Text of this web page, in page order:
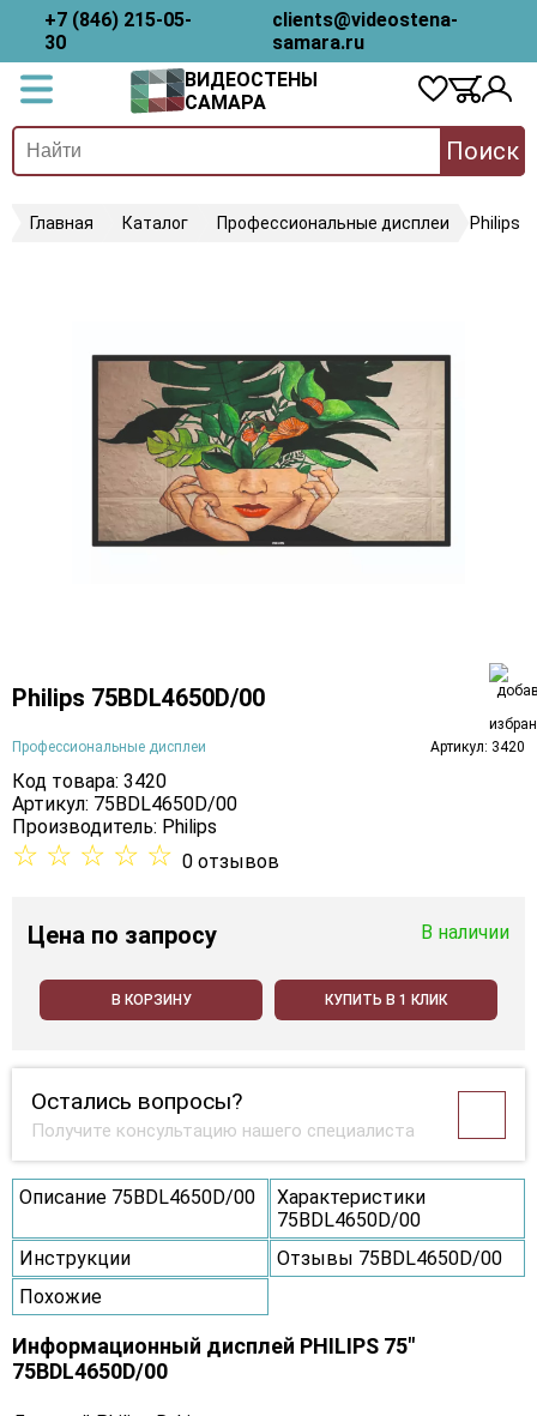
+7 (846) 215-05-
30
clients@videostena-
samara.ru
ВИДЕОСТЕНЫ
САМАРА
Поиск
Главная Каталог Профессиональные дисплеи Philips
Philips 75BDL4650D/00
Профессиональные дисплеи Артикул: 3420
Код товара: 3420
Артикул: 75BDL4650D/00
Производитель: Philips
☆ ☆ ☆ ☆ ☆ 0 отзывов
Цена по запросу В наличии
В КОРЗИНУ КУПИТЬ В 1 КЛИК
Остались вопросы?
Получите консультацию нашего специалиста
Описание 75BDL4650D/00
Характеристики
75BDL4650D/00
Инструкции
Отзывы 75BDL4650D/00
Похожие
Информационный дисплей PHILIPS 75"
75BDL4650D/00